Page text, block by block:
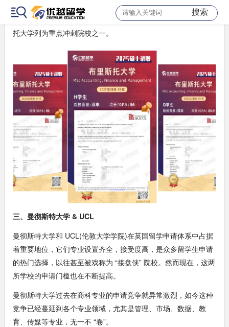
搜索
可能会有所上升，加上其在理工 + AI 方向的实力日益雄厚，这所
学校的价值重估几乎是板上钉钉的事。所以，强烈建议将布里斯
托大学列为重点冲刺院校之一。
三、曼彻斯特大学 & UCL
曼彻斯特大学和 UCL(伦敦大学学院)在英国留学申请体系中占据
着重要地位，它们专业设置齐全，接受度高，是众多留学生申请
的热门选择，以往甚至被戏称为 “接盘侠” 院校。然而现在，这两
所学校的申请门槛也在不断提高。
曼彻斯特大学过去在商科专业的申请竞争就异常激烈，如今这种
竞争已经蔓延到各个专业领域，尤其是管理、市场、数据、教
育、传媒等专业，无一不 “卷”。